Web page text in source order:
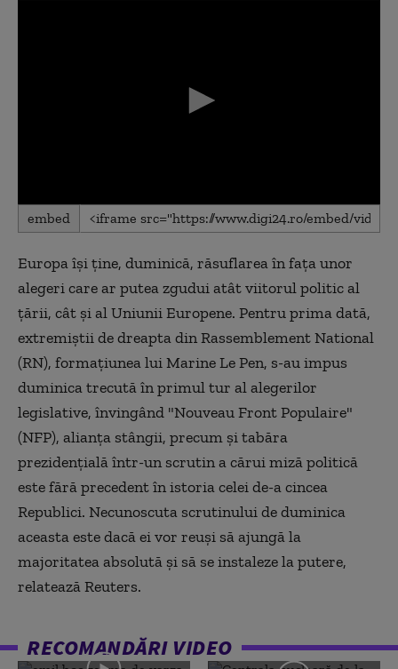
0
seconds
seconds
embed
Europa îşi ţine, duminică, răsuflarea în faţa unor
alegeri care ar putea zgudui atât viitorul politic al
ţării, cât şi al Uniunii Europene. Pentru prima dată,
extremiştii de dreapta din Rassemblement National
(RN), formaţiunea lui Marine Le Pen, s-au impus
duminica trecută în primul tur al alegerilor
legislative, învingând "Nouveau Front Populaire"
(NFP), alianţa stângii, precum şi tabăra
prezidenţială într-un scrutin a cărui miză politică
este fără precedent în istoria celei de-a cincea
Republici. Necunoscuta scrutinului de duminica
aceasta este dacă ei vor reuşi să ajungă la
majoritatea absolută şi să se instaleze la putere,
relatează Reuters.
RECOMANDĂRI VIDEO